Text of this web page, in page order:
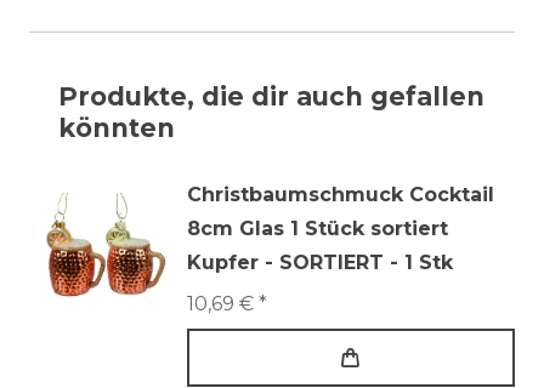
Produkte, die dir auch gefallen
könnten
Christbaumschmuck Cocktail
8cm Glas 1 Stück sortiert
Kupfer - SORTIERT - 1 Stk
10,69 € *